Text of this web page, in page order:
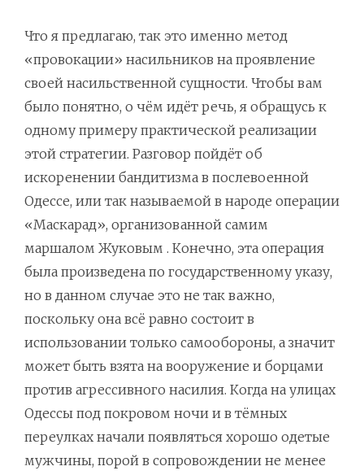
Что я предлагаю, так это именно метод
«провокации» насильников на проявление
своей насильственной сущности. Чтобы вам
было понятно, о чём идёт речь, я обращусь к
одному примеру практической реализации
этой стратегии. Разговор пойдёт об
искоренении бандитизма в послевоенной
Одессе, или так называемой в народе операции
«Маскарад», организованной самим
маршалом Жуковым . Конечно, эта операция
была произведена по государственному указу,
но в данном случае это не так важно,
поскольку она всё равно состоит в
использовании только самообороны, а значит
может быть взята на вооружение и борцами
против агрессивного насилия. Когда на улицах
Одессы под покровом ночи и в тёмных
переулках начали появляться хорошо одетые
мужчины, порой в сопровождении не менее